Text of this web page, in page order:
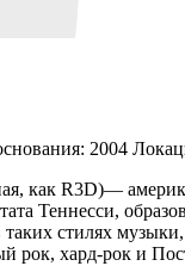
2004
как R3D)—
Теннесси,
стилях
рок, хард-рок и